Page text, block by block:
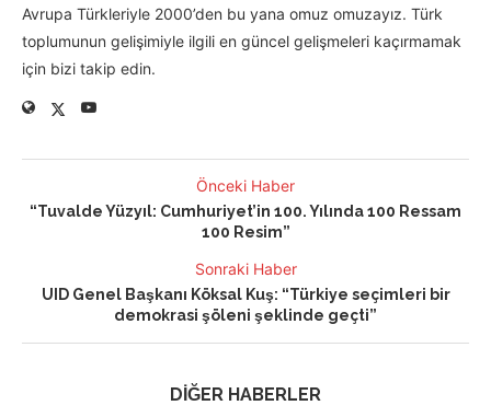
Avrupa Türkleriyle 2000’den bu yana omuz omuzayız. Türk
toplumunun gelişimiyle ilgili en güncel gelişmeleri kaçırmamak
için bizi takip edin.
Önceki Haber
“Tuvalde Yüzyıl: Cumhuriyet’in 100. Yılında 100 Ressam
100 Resim”
Sonraki Haber
UID Genel Başkanı Köksal Kuş: “Türkiye seçimleri bir
demokrasi şöleni şeklinde geçti”
DİĞER HABERLER